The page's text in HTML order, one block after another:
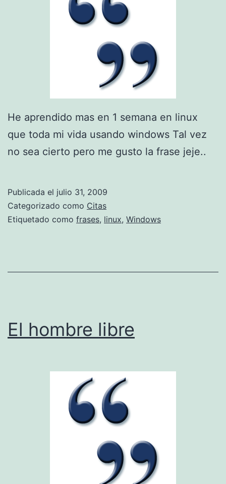
He aprendido mas en 1 semana en linux
que toda mi vida usando windows Tal vez
no sea cierto pero me gusto la frase jeje..
Publicada el julio 31, 2009
Categorizado como Citas
Etiquetado como frases, linux, Windows
El hombre libre